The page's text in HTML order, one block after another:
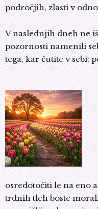
področjih, zlasti v
V naslednjih dneh ne
pozornosti namenili
tega, kar čutite v sebi:
osredotočiti le na eno
trdnih tleh boste